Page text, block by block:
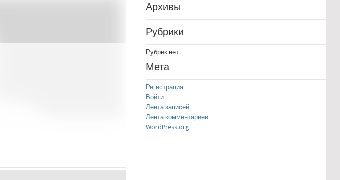
Архивы
Рубрики
Рубрик нет
Мета
Регистрация
Войти
Лента записей
Лента комментариев
WordPress.org